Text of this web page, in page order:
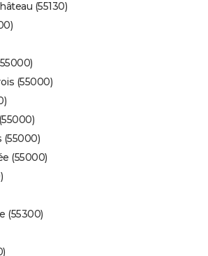
(55130)
(55000)
(55000)
(55000)
(55300)